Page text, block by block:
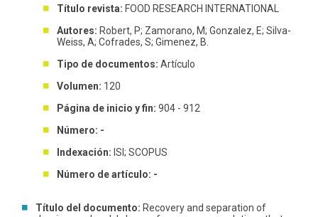
Título revista: FOOD RESEARCH INTERNATIONAL
Autores: Robert, P; Zamorano, M; Gonzalez, E; Silva-
Weiss, A; Cofrades, S; Gimenez, B.
Tipo de documentos: Artículo
Volumen: 120
Página de inicio y fin: 904 - 912
Número: -
Indexación: ISI; SCOPUS
Número de artículo: -
Título del documento: Recovery and separation of